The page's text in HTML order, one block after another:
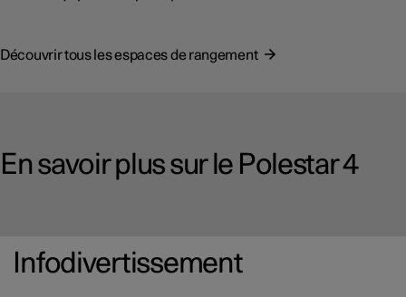
Découvrir tous les espaces de rangement
En savoir plus sur le Polestar 4
Infodivertissement